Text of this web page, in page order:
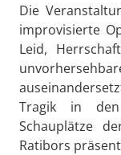
Die
improvisierte
Leid,
Tragik in
Schauplätze
Ratibors